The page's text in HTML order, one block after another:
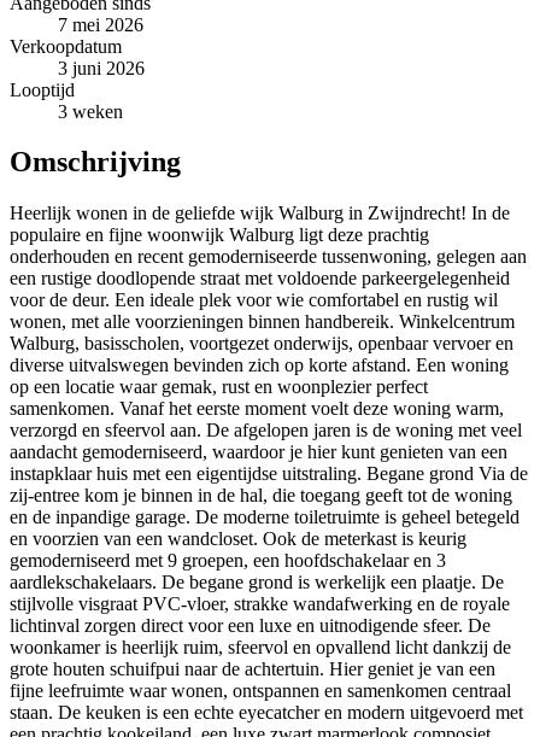
7 mei 2026
Verkoopdatum
3 juni 2026
Looptijd
3 weken
Omschrijving
Heerlijk wonen in de geliefde wijk Walburg in Zwijndrecht! In de
populaire en fijne woonwijk Walburg ligt deze prachtig
onderhouden en recent gemoderniseerde tussenwoning, gelegen aan
een rustige doodlopende straat met voldoende parkeergelegenheid
voor de deur. Een ideale plek voor wie comfortabel en rustig wil
wonen, met alle voorzieningen binnen handbereik. Winkelcentrum
Walburg, basisscholen, voortgezet onderwijs, openbaar vervoer en
diverse uitvalswegen bevinden zich op korte afstand. Een woning
op een locatie waar gemak, rust en woonplezier perfect
samenkomen. Vanaf het eerste moment voelt deze woning warm,
verzorgd en sfeervol aan. De afgelopen jaren is de woning met veel
aandacht gemoderniseerd, waardoor je hier kunt genieten van een
instapklaar huis met een eigentijdse uitstraling. Begane grond Via de
zij-entree kom je binnen in de hal, die toegang geeft tot de woning
en de inpandige garage. De moderne toiletruimte is geheel betegeld
en voorzien van een wandcloset. Ook de meterkast is keurig
gemoderniseerd met 9 groepen, een hoofdschakelaar en 3
aardlekschakelaars. De begane grond is werkelijk een plaatje. De
stijlvolle visgraat PVC-vloer, strakke wandafwerking en de royale
lichtinval zorgen direct voor een luxe en uitnodigende sfeer. De
woonkamer is heerlijk ruim, sfeervol en opvallend licht dankzij de
grote houten schuifpui naar de achtertuin. Hier geniet je van een
fijne leefruimte waar wonen, ontspannen en samenkomen centraal
staan. De keuken is een echte eyecatcher en modern uitgevoerd met